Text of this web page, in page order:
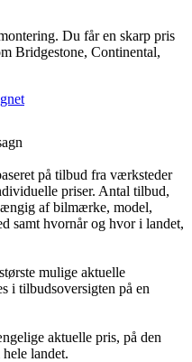
Du får en skarp pris
Bridgestone, Continental,
på tilbud fra værksteder
priser. Antal tilbud,
af bilmærke, model,
samt hvornår og hvor i landet,
mulige aktuelle
i tilbudsoversigten på en
aktuelle pris, på den
landet.